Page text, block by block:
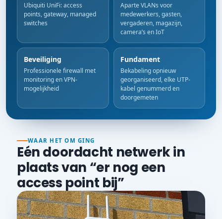
Ubiquiti UniFi: access
points, gateway, managed
switches
Aparte VLANs voor
medewerkers, gasten,
vergaderen, magazijn,
camera’s en IoT
Beveiliging
Professionele firewall met
monitoring en VPN-
mogelijkheid
Fundament
Bekabeling opnieuw
georganiseerd, elke UTP-
kabel genummerd en
doorgemeten
WAAR HET OM GING
Eén doordacht netwerk in
plaats van “er nog een
access point bij”